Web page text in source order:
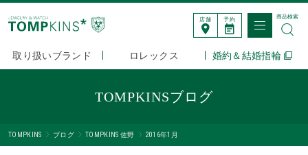
店舗 予約
取り扱いブランド ロレックス 婚約＆結婚指輪
商品検索
TOMPKINSブログ
TOMPKINS ブログ TOMPKINS 佐野 2016年1月